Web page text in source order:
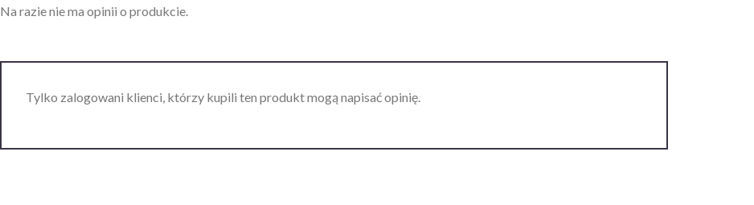
Na razie nie ma opinii o produkcie.
Tylko zalogowani klienci, którzy kupili ten produkt mogą napisać opinię.